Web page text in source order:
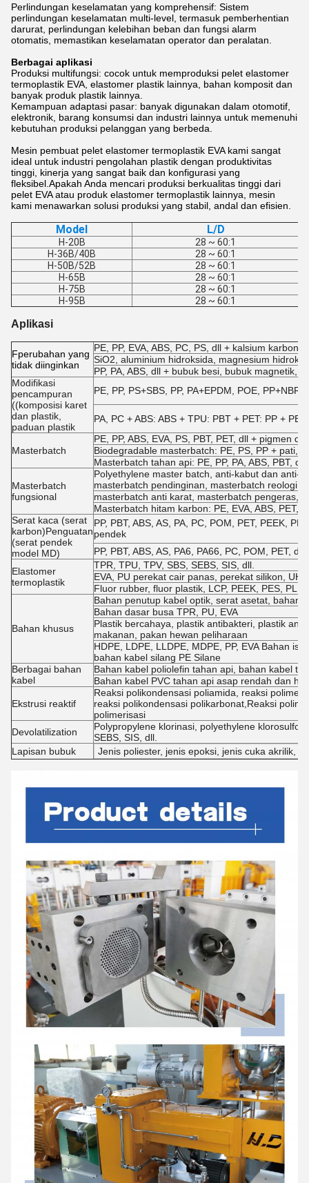
Perlindungan keselamatan yang komprehensif: Sistem
perlindungan keselamatan multi-level, termasuk pemberhentian
darurat, perlindungan kelebihan beban dan fungsi alarm
otomatis, memastikan keselamatan operator dan peralatan.
Berbagai aplikasi
Produksi multifungsi: cocok untuk memproduksi pelet elastomer
termoplastik EVA, elastomer plastik lainnya, bahan komposit dan
banyak produk plastik lainnya.
Kemampuan adaptasi pasar: banyak digunakan dalam otomotif,
elektronik, barang konsumsi dan industri lainnya untuk memenuhi
kebutuhan produksi pelanggan yang berbeda.
Mesin pembuat pelet elastomer termoplastik EVA kami sangat
ideal untuk industri pengolahan plastik dengan produktivitas
tinggi, kinerja yang sangat baik dan konfigurasi yang
fleksibel.Apakah Anda mencari produksi berkualitas tinggi dari
pelet EVA atau produk elastomer termoplastik lainnya, mesin
kami menawarkan solusi produksi yang stabil, andal dan efisien.
Model L/D
H-20B
28 ~ 60:1
H-36B/40B
28 ~ 60:1
H-50B/52B
28 ~ 60:1
H-65B
28 ~ 60:1
H-75B
28 ~ 60:1
H-95B
28 ~ 60:1
Aplikasi
Fperubahan yang
tidak diinginkan
PE, PP, EVA, ABS, PC, PS, dll + kalsium
SiO2, aluminium hidroksida, magnesium
PP, PA, ABS, dll + bubuk besi, bubuk magnetik,
Modifikasi
pencampuran
((komposisi karet
dan plastik,
paduan plastik
PE, PP, PS+SBS, PP, PA+EPDM, POE,
PA, PC + ABS: ABS + TPU: PBT + PET: PP + PE,
Masterbatch
PE, PP, ABS, EVA, PS, PBT, PET, dll + pigmen
Biodegradable masterbatch: PE, PS, PP + pati,
Masterbatch tahan api: PE, PP, PA, ABS, PBT,
Masterbatch
fungsional
Polyethylene master batch, anti-kabut dan anti-
masterbatch pendinginan, masterbatch reologi
masterbatch anti karat, masterbatch pengeras,
Masterbatch hitam karbon: PE, EVA, ABS, PET,
Serat kaca (serat
karbon)Penguatan
(serat pendek
model MD)
PP, PBT, ABS, AS, PA, PC, POM, PET, PEEK,
pendek
PP, PBT, ABS, AS, PA6, PA66, PC, POM, PET,
Elastomer
termoplastik
TPR, TPU, TPV, SBS, SEBS, SIS, dll.
EVA, PU perekat cair panas, perekat silikon,
Fluor rubber, fluor plastik, LCP, PEEK, PES, PL,
Bahan khusus
Bahan penutup kabel optik, serat asetat, bahan
Bahan dasar busa TPR, PU, EVA
Plastik bercahaya, plastik antibakteri, plastik
makanan, pakan hewan peliharaan
HDPE, LDPE, LLDPE, MDPE, PP, EVA Bahan
bahan kabel silang PE Silane
Berbagai bahan
kabel
Bahan kabel poliolefin tahan api, bahan kabel
Bahan kabel PVC tahan api asap rendah dan
Ekstrusi reaktif
Reaksi polikondensasi poliamida, reaksi
reaksi polikondensasi polikarbonat,Reaksi
polimerisasi
Devolatilization
Polypropylene klorinasi, polyethylene
SEBS, SIS, dll.
Lapisan bubuk
Jenis poliester, jenis epoksi, jenis cuka akrilik,